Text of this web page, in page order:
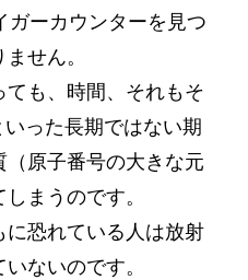
ガーカウンターを見つ
せん。
も、時間、それもそ
った長期ではない期
原子番号の大きな元
まうのです。
に恐れている人は放射
ないのです。